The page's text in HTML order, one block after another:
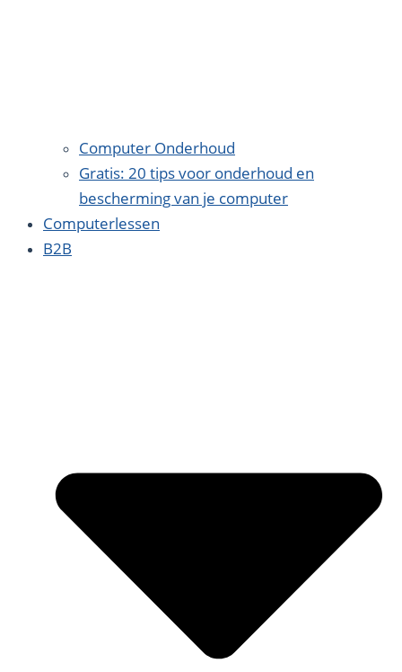
Computer Onderhoud
Gratis: 20 tips voor onderhoud en
bescherming van je computer
Computerlessen
B2B